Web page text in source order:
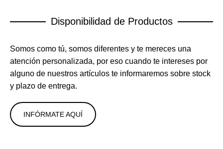
Disponibilidad de Productos
Somos como tú, somos diferentes y te mereces una
atención personalizada, por eso cuando te intereses por
alguno de nuestros artículos te informaremos sobre stock
y plazo de entrega.
INFÓRMATE AQUÍ